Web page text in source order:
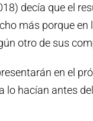
decía que el
más porque en
otro de sus
en el
lo hacían antes